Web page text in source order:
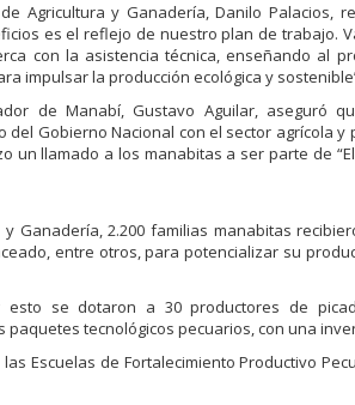
Agricultura y Ganadería, Danilo Palacios,
es el reflejo de nuestro plan de trabajo.
con la asistencia técnica, enseñando al
impulsar la producción ecológica y
de Manabí, Gustavo Aguilar, aseguró
del Gobierno Nacional con el sector agrícola y
un llamado a los manabitas a ser parte de
Ganadería, 2.200 familias manabitas
entre otros, para potencializar su
se dotaron a 30 productores de
tecnológicos pecuarios, con una
Escuelas de Fortalecimiento Productivo